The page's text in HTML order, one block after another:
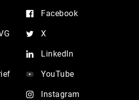
Facebook
X
LinkedIn
YouTube
Instagram